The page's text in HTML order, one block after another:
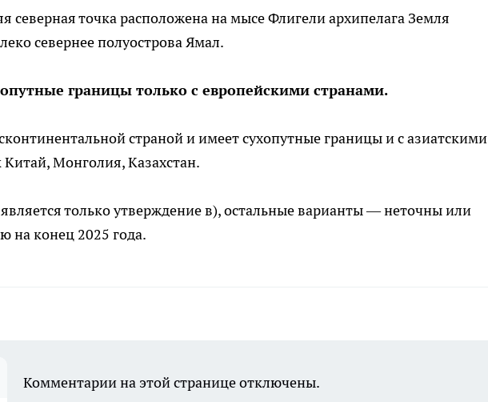
северная точка расположена на мысе Флигели архипелага Земля
севернее полуострова Ямал.
границы только с европейскими странами.
страной и имеет сухопутные границы и с азиатскими
Монголия, Казахстан.
только утверждение в), остальные варианты — неточны или
на конец 2025 года.
Комментарии на этой странице отключены.